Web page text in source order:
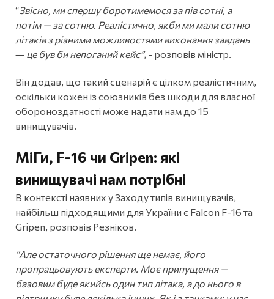
“Звісно, ми спершу боротимемося за пів сотні, а
потім — за сотню. Реалістично, якби ми мали сотню
літаків з різними можливостями виконання завдань
― це був би непоганий кейс”, - розповів міністр.
Він додав, що такий сценарій є цілком реалістичним,
оскільки кожен із союзників без шкоди для власної
обороноздатності може надати нам до 15
винищувачів.
МіГи, F-16 чи Gripen: які
винищувачі нам потрібні
В контексті наявних у Заходу типів винищувачів,
найбільш підходящими для України є Falcon F-16 та
Gripen, розповів Резніков.
“Але остаточного рішення ще немає, його
пропрацьовують експерти. Моє припущення —
базовим буде якийсь один тип літака, а до нього в